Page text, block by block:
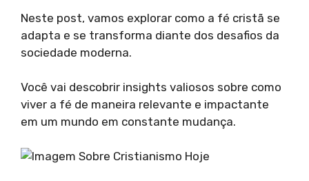
Neste post, vamos explorar como a fé cristã se
adapta e se transforma diante dos desafios da
sociedade moderna.
Você vai descobrir insights valiosos sobre como
viver a fé de maneira relevante e impactante
em um mundo em constante mudança.